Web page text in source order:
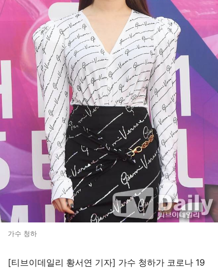
가수 청하
[티브이데일리 황서연 기자] 가수 청하가 코로나 19